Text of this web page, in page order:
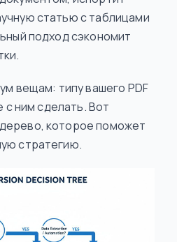
статью с таблицами
подход сэкономит
вещам: типу вашего PDF
с ним сделать. Вот
которое поможет
стратегию.